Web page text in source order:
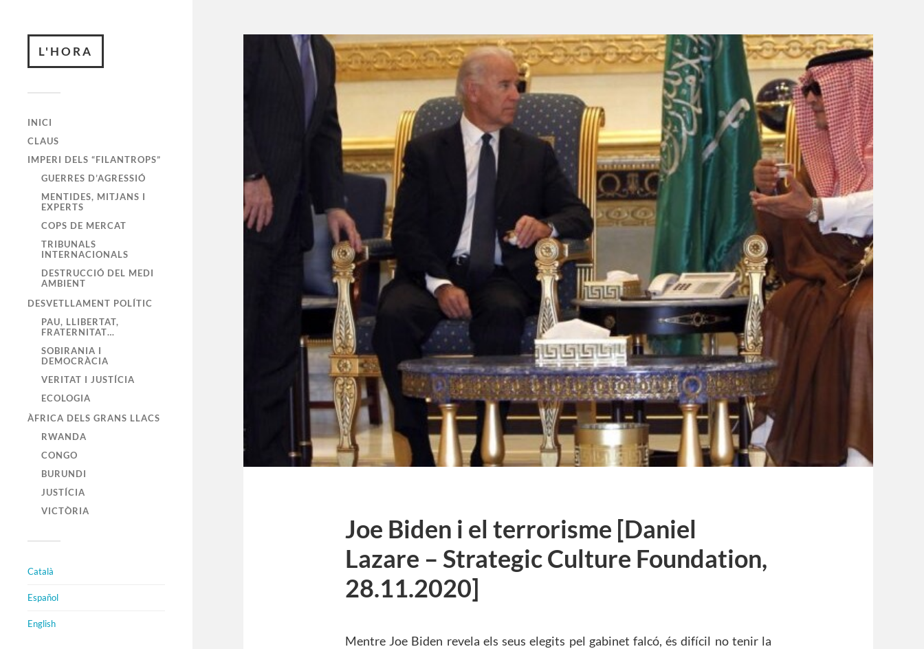
L'HORA
INICI
CLAUS
IMPERI DELS “FILANTROPS”
GUERRES D’AGRESSIÓ
MENTIDES, MITJANS I
EXPERTS
COPS DE MERCAT
TRIBUNALS
INTERNACIONALS
DESTRUCCIÓ DEL MEDI
AMBIENT
DESVETLLAMENT POLÍTIC
PAU, LLIBERTAT,
FRATERNITAT…
SOBIRANIA I
DEMOCRÀCIA
VERITAT I JUSTÍCIA
ECOLOGIA
ÀFRICA DELS GRANS LLACS
RWANDA
CONGO
BURUNDI
JUSTÍCIA
VICTÒRIA
Català
Español
English
Joe Biden i el terrorisme [Daniel
Lazare – Strategic Culture Foundation,
28.11.2020]
Mentre Joe Biden revela els seus elegits pel gabinet falcó, és difícil no tenir la